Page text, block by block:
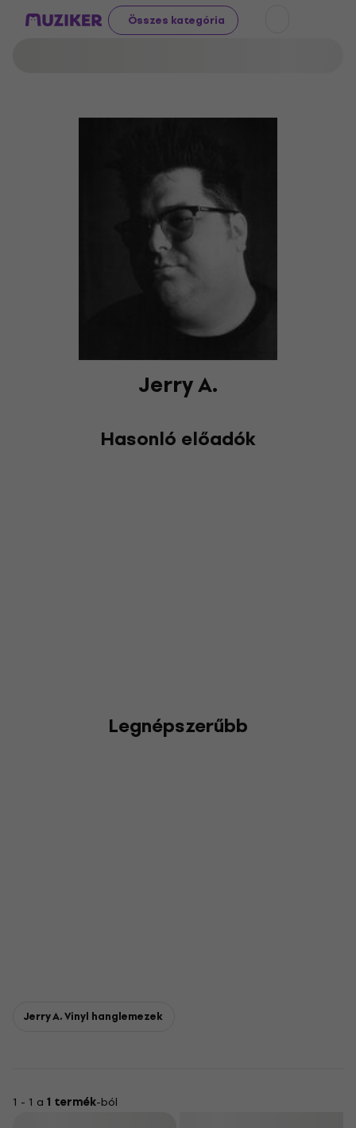
Összes kategória
Jerry A.
Hasonló előadók
Legnépszerűbb
Jerry A. Vinyl hanglemezek
1 - 1 a 1 termék-ból